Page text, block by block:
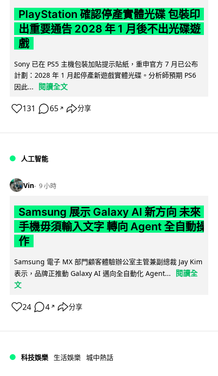
PlayStation 確認停產實體光碟 包裝印
出重要通告 2028 年 1 月後不出光碟遊
戲
Sony 已在 PS5 主機包裝加貼提示貼紙，重申官方 7 月已公布
計劃：2028 年 1 月起停產新遊戲實體光碟。分析師預期 PS6
因此...
閱讀全文
131 65 ↗ 分享
人工智能
Vin 9 小時
Samsung 展示 Galaxy AI 新方向 未來
手機毋須輸入文字 轉向 Agent 全自動操
作
Samsung 電子 MX 部門顧客體驗辦公室主管兼副總裁 Jay Kim
表示，品牌正推動 Galaxy AI 邁向全自動化 Agent...
閱讀全
文
24 4 ↗ 分享
科技娛樂 生活娛樂 城中熱話